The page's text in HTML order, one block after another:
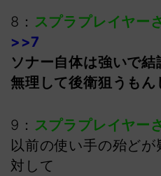
8： スプラプレイヤー
>>7
ソナー自体は強いで結
無理して後衛狙うもん
9： スプラプレイヤー
以前の使い手の殆ど
対して